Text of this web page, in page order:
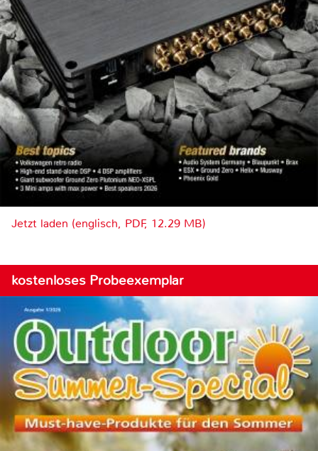
Jetzt laden (englisch, PDF, 12.29 MB)
kostenloses Probeexemplar